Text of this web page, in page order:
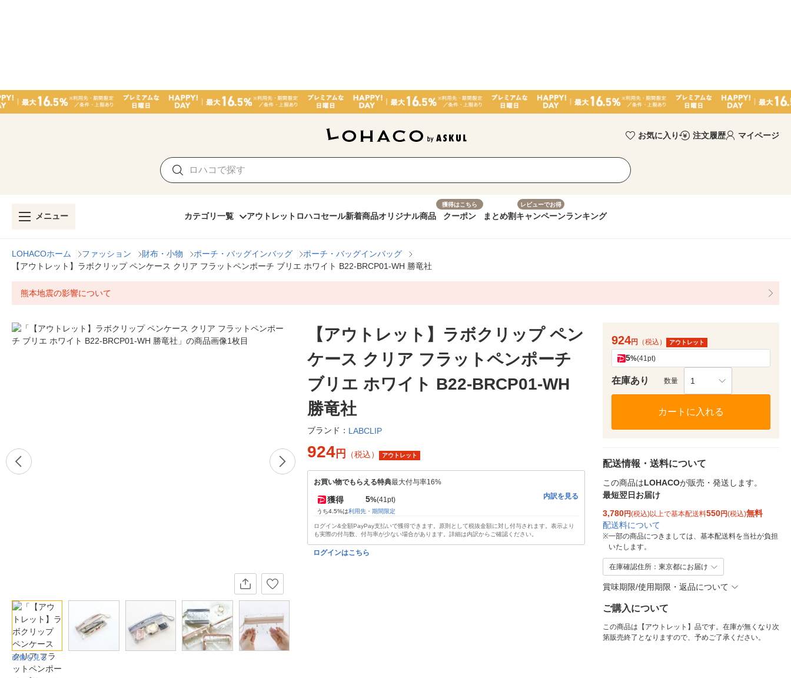
お気に入り 注文履歴 マイページ
メニュー カテゴリ一覧 アウトレット ロハコセール新着商品オリジナル商品
獲得はこちら
クーポン まとめ割
レビューでお得
キャンペーンランキング
LOHACOホーム ファッション 財布・小物 ポーチ・バッグインバッグ
ポーチ・バッグインバッグ
【アウトレット】ラボクリップ ペンケース クリア フラットペンポーチ ブリエ ホワイト B22-BRCP01-WH 勝竜社
熊本地震の影響について
画像を見る
【アウトレット】ラボクリップ ペン
ケース クリア フラットペンポーチ
ブリエ ホワイト B22-BRCP01-WH
勝竜社
ブランド： LABCLIP
924 円 （税込） アウトレット
お買い物でもらえる特典最大付与率16%
獲得 5%(41pt)
うち4.5%は利用先・期間限定
内訳を見る
ログイン&全額PayPay支払いで獲得できます。原則として税抜金額に対し付与されます。表示より
も実際の付与数、付与率が少ない場合があります。詳細は内訳からご確認ください。
ログインはこちら
924円 （税込） アウトレット
5%(41pt)
在庫あり 数量 1
カートに入れる
配送情報・送料について
この商品はLOHACOが販売・発送します。
最短翌日お届け
3,780円(税込)以上で基本配送料550円(税込)無料
配送料について
※一部の商品につきましては、基本配送料を当社が負担
いたします。
在庫確認住所：東京都にお届け
賞味期限/使用期限・返品について
ご購入について
この商品は【アウトレット】品です。在庫が無くなり次
第販売終了となりますので、予めご了承ください。